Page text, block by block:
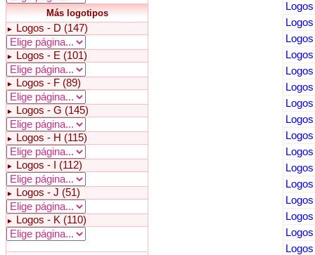
Más logotipos
► Logos - D (147)
► Logos - E (101)
► Logos - F (89)
► Logos - G (145)
► Logos - H (115)
► Logos - I (112)
► Logos - J (51)
► Logos - K (110)